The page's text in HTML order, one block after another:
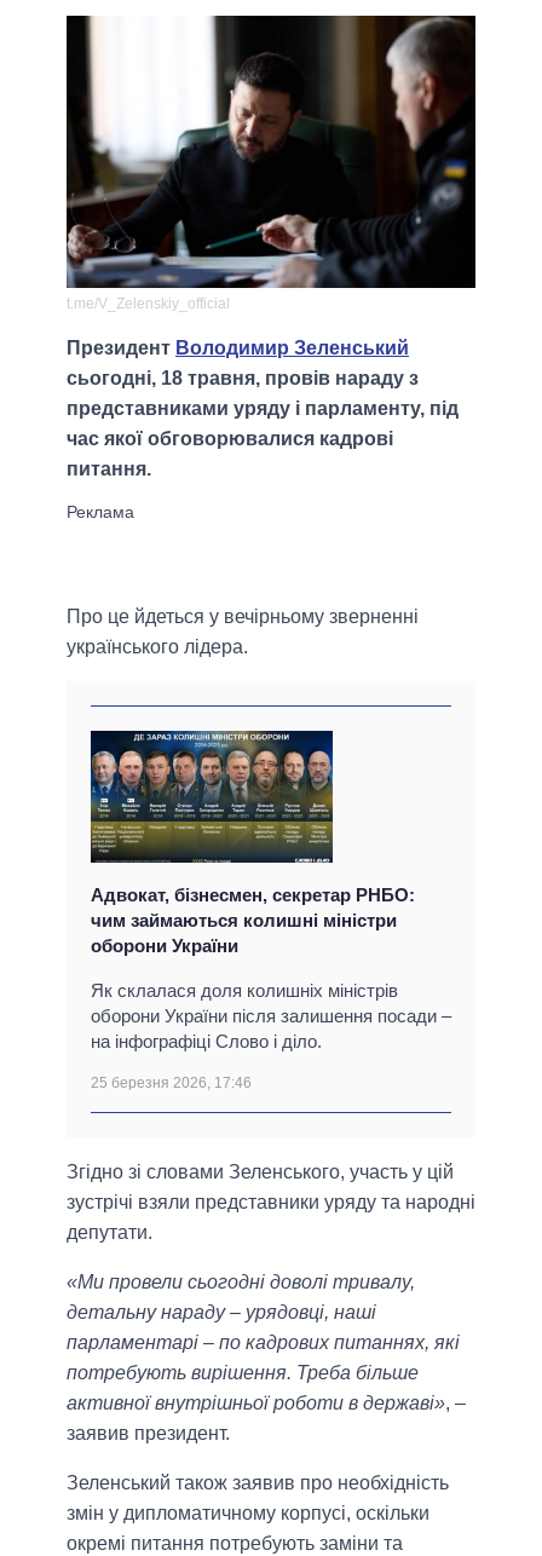
t.me/V_Zelenskiy_official
Президент Володимир Зеленський
сьогодні, 18 травня, провів нараду з
представниками уряду і парламенту, під
час якої обговорювалися кадрові
питання.
Про це йдеться у вечірньому зверненні
українського лідера.
Адвокат, бізнесмен, секретар РНБО:
чим займаються колишні міністри
оборони України
Як склалася доля колишніх міністрів
оборони України після залишення посади –
на інфографіці Слово і діло.
25 березня 2026, 17:46
Згідно зі словами Зеленського, участь у цій
зустрічі взяли представники уряду та народні
депутати.
«Ми провели сьогодні доволі тривалу,
детальну нараду – урядовці, наші
парламентарі – по кадрових питаннях, які
потребують вирішення. Треба більше
активної внутрішньої роботи в державі», –
заявив президент.
Зеленський також заявив про необхідність
змін у дипломатичному корпусі, оскільки
окремі питання потребують заміни та